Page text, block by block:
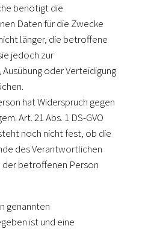
benötigt die
Daten für die Zwecke
länger, die betroffene
jedoch zur
oder Verteidigung
hat Widerspruch gegen
Art. 21 Abs. 1 DS-GVO
noch nicht fest, ob die
des Verantwortlichen
der betroffenen Person
genannten
ist und eine